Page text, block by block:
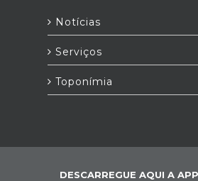
Notícias
Serviços
Toponímia
DESCARREGUE AQUI A APP